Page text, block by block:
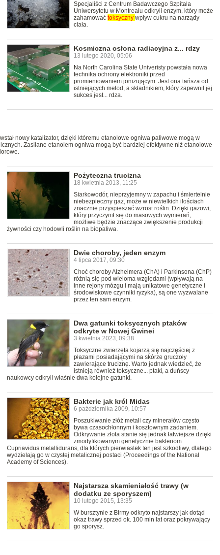
Specjaliści z Centrum Badawczego Szpitala
Uniwersytetu w Montrealu odkryli enzym, który może
zahamować toksyczny wpływ cukru na narządy
ciała.
Kosmiczna osłona radiacyjna z... rdzy
13 lutego 2020, 05:06
Na North Carolina State Univeristy powstała nowa
technika ochrony elektroniki przed
promieniowaniem jonizującym. Jest ona tańsza od
istniejących metod, a składnikiem, który zapewnił jej
sukces jest... rdza.
nowy katalizator, dzięki któremu etanolowe ogniwa paliwowe mogą w
Zasilane etanolem ogniwa mogą być bardziej efektywne niż etanolowe
Pożyteczna trucizna
18 kwietnia 2013, 11:25
Siarkowodór, nieprzyjemny w zapachu i śmiertelnie
niebezpieczny gaz, może w niewielkich ilościach
znacznie przyspieszać wzrost roślin. Dzięki gazowi,
który przyczynił się do masowych wymierań,
możliwe będzie znaczące zwiększenie produkcji
żywności czy hodowli roślin na biopaliwa.
Dwie choroby, jeden enzym
4 lipca 2017, 09:30
Choć choroby Alzheimera (ChA) i Parkinsona (ChP)
różnią się pod wieloma względami (wpływają na
inne rejony mózgu i mają unikatowe genetyczne i
środowiskowe czynniki ryzyka), są one wyzwalane
przez ten sam enzym.
Dwa gatunki toksycznych ptaków
odkryte w Nowej Gwinei
3 kwietnia 2023, 09:38
Toksyczne zwierzęta kojarzą się najczęściej z
płazami posiadającymi na skórze gruczoły
zawierające truciznę. Warto jednak wiedzieć, że
istnieją również toksyczne... ptaki, a duńscy
naukowcy odkryli właśnie dwa kolejne gatunki.
Bakterie jak król Midas
6 października 2009, 10:57
Poszukiwanie złóż metali czy minerałów często
bywa czasochłonnym i kosztownym zadaniem.
Odkrywanie złota stanie się jednak łatwiejsze dzięki
zmodyfikowanym genetycznie bakteriom
Cupriavidus metallidurans, dla których pierwiastek ten jest szkodliwy, dlatego
wydzielają go w czystej metalicznej postaci (Proceedings of the National
Academy of Sciences).
Najstarsza skamieniałość trawy (w
dodatku ze sporyszem)
10 lutego 2015, 13:35
W bursztynie z Birmy odkryto najstarszy jak dotąd
okaz trawy sprzed ok. 100 mln lat oraz pokrywający
go sporysz.